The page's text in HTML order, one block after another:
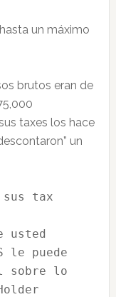
un máximo
brutos eran de
taxes los hace
un
tax
usted
le puede
sobre lo